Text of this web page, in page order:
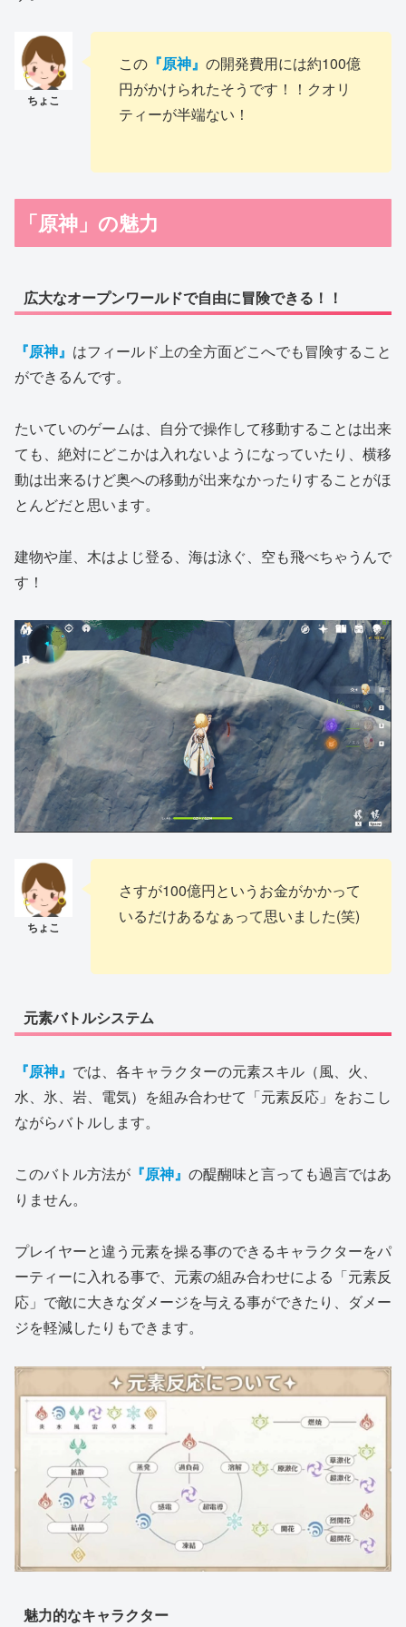
この 『原神』 の開発費用には約100億
円がかけられたそうです！！クオリ
ティーが半端ない！
「原神」の魅力
広大なオープンワールドで自由に冒険できる！！
『原神』 はフィールド上の全方面どこへでも冒険すること
ができるんです。
たいていのゲームは、自分で操作して移動することは出来
ても、絶対にどこかは入れないようになっていたり、横移
動は出来るけど奥への移動が出来なかったりすることがほ
とんどだと思います。
建物や崖、木はよじ登る、海は泳ぐ、空も飛べちゃうんで
す！
さすが100億円というお金がかかって
いるだけあるなぁって思いました(笑)
元素バトルシステム
『原神』 では、各キャラクターの元素スキル（風、火、
水、氷、岩、電気）を組み合わせて「元素反応」をおこし
ながらバトルします。
このバトル方法が 『原神』 の醍醐味と言っても過言ではあ
りません。
プレイヤーと違う元素を操る事のできるキャラクターをパ
ーティーに入れる事で、元素の組み合わせによる「元素反
応」で敵に大きなダメージを与える事ができたり、ダメー
ジを軽減したりもできます。
魅力的なキャラクター